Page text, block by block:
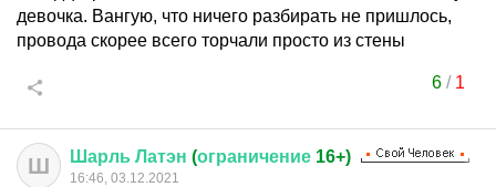
девочка. Вангую, что ничего разбирать не пришлось,
провода скорее всего торчали просто из стены
6/ 1
Ш Шарль Латэн (ограничение 16+)
16:46, 03.12.2021